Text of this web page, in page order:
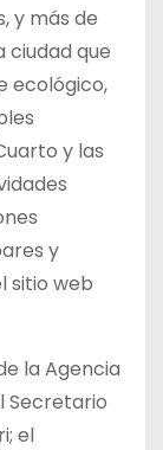
y más de
ciudad que
ecológico,
y las
y
sitio web
la Agencia
Secretario
el